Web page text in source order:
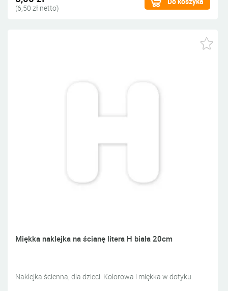
(6,50 zł netto)
Miękka naklejka na ścianę litera H biała 20cm
Naklejka ścienna, dla dzieci. Kolorowa i miękka w dotyku.